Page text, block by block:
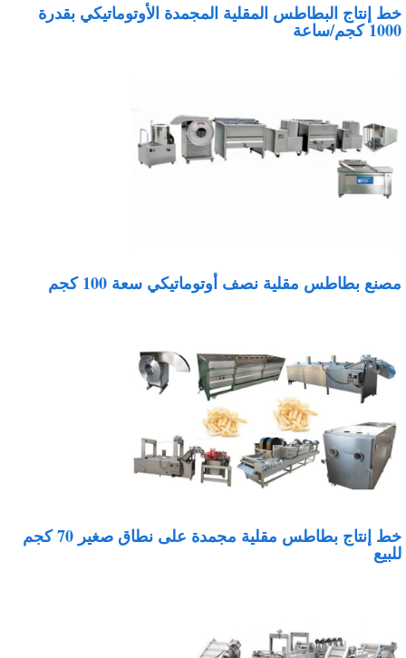
إنتاج البطاطس المقلية المجمدة الأوتوماتيكي بقدرة
كجم/ساعة
بطاطس مقلية نصف أوتوماتيكي سعة 100 كجم
خط إنتاج بطاطس مقلية مجمدة على نطاق صغير 70 كجم